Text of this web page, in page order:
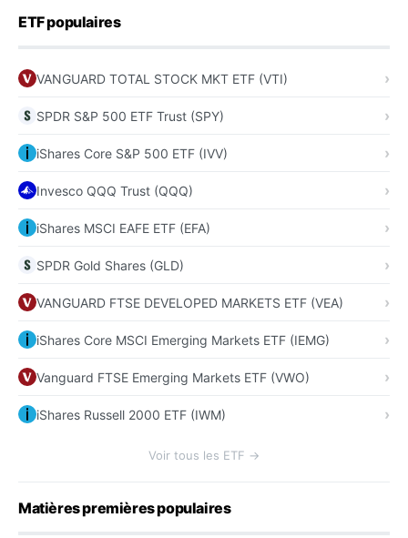
ETF populaires
VANGUARD TOTAL STOCK MKT ETF (VTI)
SPDR S&P 500 ETF Trust (SPY)
iShares Core S&P 500 ETF (IVV)
Invesco QQQ Trust (QQQ)
iShares MSCI EAFE ETF (EFA)
SPDR Gold Shares (GLD)
VANGUARD FTSE DEVELOPED MARKETS ETF (VEA)
iShares Core MSCI Emerging Markets ETF (IEMG)
Vanguard FTSE Emerging Markets ETF (VWO)
iShares Russell 2000 ETF (IWM)
Voir tous les ETF →
Matières premières populaires